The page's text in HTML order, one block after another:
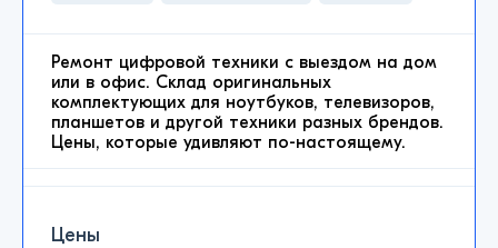
Ремонт цифровой техники с выездом на дом
или в офис. Склад оригинальных
комплектующих для ноутбуков, телевизоров,
планшетов и другой техники разных брендов.
Цены, которые удивляют по-настоящему.
Цены